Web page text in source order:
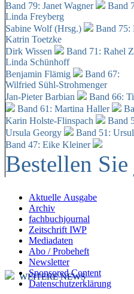
Band 79: Janet Wagner Band
Linda Freyberg
Sabine Wolf (Hrsg.)
Band 75:
Katrin Toetzke
Dirk Wissen
Band 71: Rahel
Linda Schünhoff
Benjamin Flämig
Band 67:
Wilfried Sühl-Strohmenger
Jan-Pieter Barbian
Band 66:
Band 61: Martina Haller
Karin Holste-Flinspach
Band
Ursula Georgy
Band 51:
Band 47: Eike Kleiner
Bestellen
Aktuelle Ausgabe
Archiv
fachbuchjournal
Zeitschrift IWP
Mediadaten
Abo / Probeheft
Newsletter
Sponsored Content
Datenschutzerklärung
WEITERE NEWS